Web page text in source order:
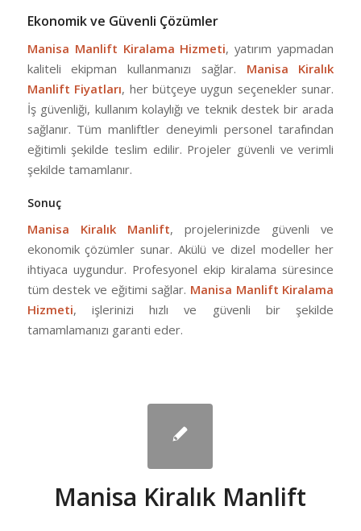
Ekonomik ve Güvenli Çözümler
Manisa Manlift Kiralama Hizmeti, yatırım yapmadan
kaliteli ekipman kullanmanızı sağlar. Manisa Kiralık
Manlift Fiyatları, her bütçeye uygun seçenekler sunar.
İş güvenliği, kullanım kolaylığı ve teknik destek bir arada
sağlanır. Tüm manliftler deneyimli personel tarafından
eğitimli şekilde teslim edilir. Projeler güvenli ve verimli
şekilde tamamlanır.
Sonuç
Manisa Kiralık Manlift, projelerinizde güvenli ve
ekonomik çözümler sunar. Akülü ve dizel modeller her
ihtiyaca uygundur. Profesyonel ekip kiralama süresince
tüm destek ve eğitimi sağlar. Manisa Manlift Kiralama
Hizmeti, işlerinizi hızlı ve güvenli bir şekilde
tamamlamanızı garanti eder.
Manisa Kiralık Manlift